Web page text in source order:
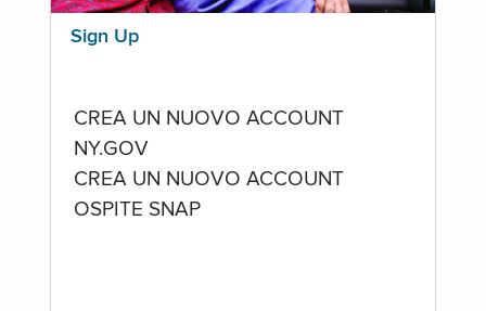
Sign Up
CREA UN NUOVO ACCOUNT
NY.GOV
CREA UN NUOVO ACCOUNT
OSPITE SNAP